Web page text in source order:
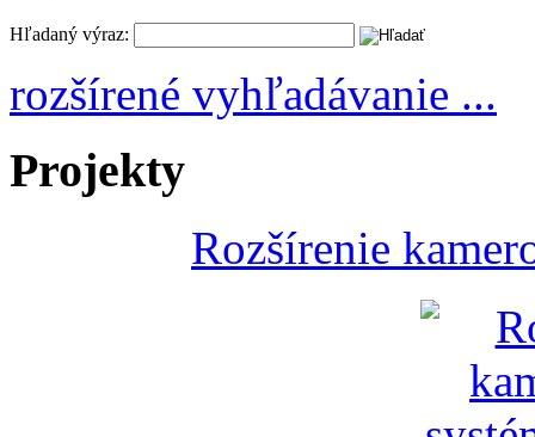
Hľadaný výraz:
rozšírené vyhľadávanie ...
Projekty
Rozšírenie